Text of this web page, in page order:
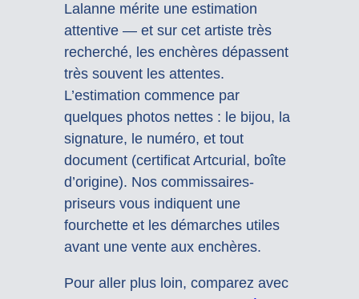
Lalanne mérite une estimation
attentive — et sur cet artiste très
recherché, les enchères dépassent
très souvent les attentes.
L’estimation commence par
quelques photos nettes : le bijou, la
signature, le numéro, et tout
document (certificat Artcurial, boîte
d’origine). Nos commissaires-
priseurs vous indiquent une
fourchette et les démarches utiles
avant une vente aux enchères.
Pour aller plus loin, comparez avec